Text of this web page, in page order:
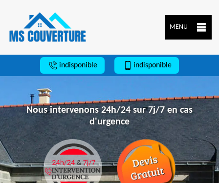
MENU
indisponible indisponible
Nous intervenons 24h/24 sur 7j/7 en cas
d'urgence